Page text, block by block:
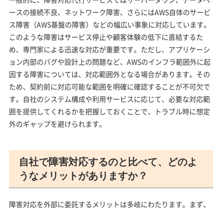
ースの接続不良、ネットワーク障害、さらにはAWS自体のサービ
ス障害（AWS基盤の障害）などの幅広い事象に対応しています。
このような障害はサービス停止や顧客体験の低下に直結するた
め、専門家による迅速な対応が重要です。ただし、アプリケーシ
ョン内部のバグや設計上の問題など、AWSのインフラ範囲外に起
因する障害については、対応範囲外となる場合があります。その
ため、契約前に対応可能な範囲を明確に確認することが不可欠で
す。自社のシステム構成や利用サービスに応じて、必要な対応範
囲を提供してくれるかを把握しておくことで、トラブル時に想定
外のギャップを避けられます。
自社で障害対応するのと比べて、どのよ
うなメリットがありますか？
障害対応を外部に委託するメリットは多岐にわたります。まず、